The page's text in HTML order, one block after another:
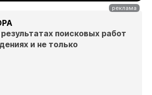
поисковых работ
и не только